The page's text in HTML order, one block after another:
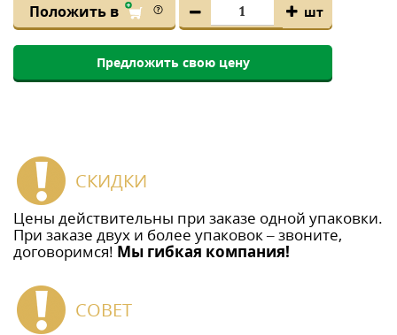
Положить в шт
Предложить свою цену
СКИДКИ
Цены действительны при заказе одной упаковки.
При заказе двух и более упаковок – звоните,
договоримся! Мы гибкая компания!
СОВЕТ